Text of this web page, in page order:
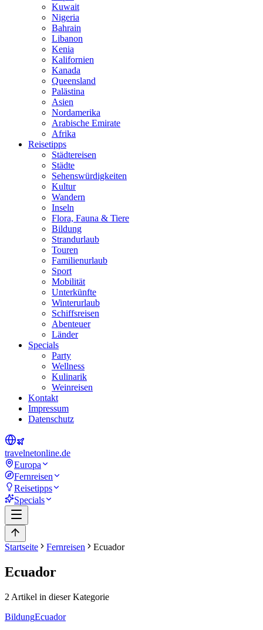
Kuwait
Nigeria
Bahrain
Libanon
Kenia
Kalifornien
Kanada
Queensland
Palästina
Asien
Nordamerika
Arabische Emirate
Afrika
Reisetipps
Städtereisen
Städte
Sehenswürdigkeiten
Kultur
Wandern
Inseln
Flora, Fauna & Tiere
Bildung
Strandurlaub
Touren
Familienurlaub
Sport
Mobilität
Unterkünfte
Winterurlaub
Schiffsreisen
Abenteuer
Länder
Specials
Party
Wellness
Kulinarik
Weinreisen
Kontakt
Impressum
Datenschutz
travelnetonline.de
Europa
Fernreisen
Reisetipps
Specials
Startseite Fernreisen Ecuador
Ecuador
2 Artikel in dieser Kategorie
BildungEcuador